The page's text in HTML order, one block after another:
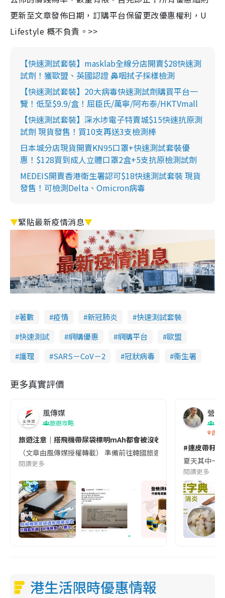
更新至文章發佈日期，訂購平台保留更改優惠權利，U
Lifestyle 概不負責。>>
【快速測試套裝】masklab全線分店開賣$28快速測
試劑！獲歐盟、英國認證 鼻咽拭子採樣檢測
【快速測試套裝】20大病毒快速測試劑購買平台一
覽！低至$9.9/盒！屈臣氏/萬寧/阿布泰/HKTVmall
【快速測試套裝】深水埗電子特賣城$15快速抗原測
試劑 現貨發售！買10支再送3支檢測棒
日本城分店現貨開賣KN95口罩+快速測試套裝優
惠！$128買到成人立體口罩2盒+5支抗原檢測試劑
MEDEIS開賣香港衛生署認可$18快速測試套裝 現貨
發售！可檢測Delta、Omicron病毒
▼緊貼最新疫情消息▼
著數 疫情 新冠肺炎
快速測試套裝
快速測試
網購優惠 網購平台
歐盟
護理
SARS－CoV－2 冠狀病毒 衞生署
更多真實評價
風傳媒
旅遊攻略
旅遊注意｜搭飛機帶尿袋標明mAh都會被沒收😱出發前切記檢查
（文章由風傳媒授權轉載） 準備前往韓國旅遊的民眾，近期要
閱讀更多
營養
香港
#連皮帶籽
夏天其中一
閱讀更多
港生活限時優惠情報